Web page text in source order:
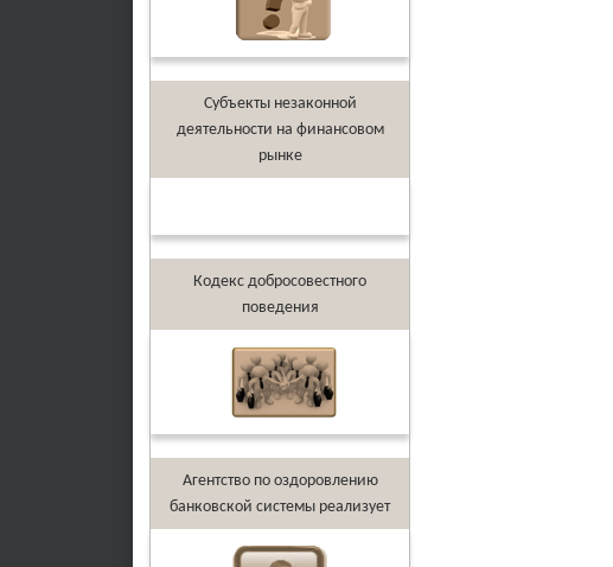
Субъекты незаконной
деятельности на финансовом
рынке
Кодекс добросовестного
поведения
Агентство по оздоровлению
банковской системы реализует